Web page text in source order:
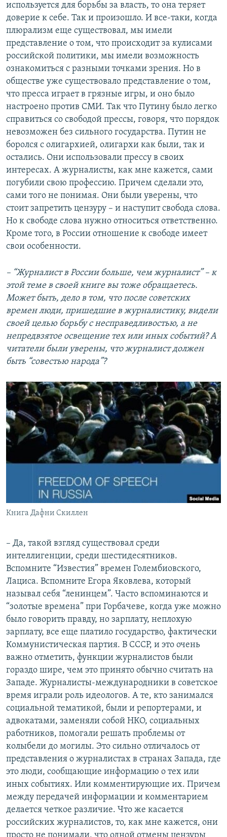
используется для борьбы за власть, то она теряет
доверие к себе. Так и произошло. И все-таки, когда
плюрализм еще существовал, мы имели
представление о том, что происходит за кулисами
российской политики, мы имели возможность
ознакомиться с разными точками зрения. Но в
обществе уже существовало представление о том,
что пресса играет в грязные игры, и оно было
настроено против СМИ. Так что Путину было легко
справиться со свободой прессы, говоря, что порядок
невозможен без сильного государства. Путин не
боролся с олигархией, олигархи как были, так и
остались. Они использовали прессу в своих
интересах. А журналисты, как мне кажется, сами
погубили свою профессию. Причем сделали это,
сами того не понимая. Они были уверены, что
стоит запретить цензуру – и наступит свобода слова.
Но к свободе слова нужно относиться ответственно.
Кроме того, в России отношение к свободе имеет
свои особенности.
– “Журналист в России больше, чем журналист” – к
этой теме в своей книге вы тоже обращаетесь.
Может быть, дело в том, что после советских
времен люди, пришедшие в журналистику, видели
своей целью борьбу с несправедливостью, а не
непредвзятое освещение тех или иных событий? А
читатели были уверены, что журналист должен
быть “совестью народа”?
Книга Дафни Скиллен
– Да, такой взгляд существовал среди
интеллигенции, среди шестидесятников.
Вспомните “Известия” времен Голембиовского,
Лациса. Вспомните Егора Яковлева, который
называл себя “ленинцем”. Часто вспоминаются и
“золотые времена” при Горбачеве, когда уже можно
было говорить правду, но зарплату, неплохую
зарплату, все еще платило государство, фактически
Коммунистическая партия. В СССР, и это очень
важно отметить, функции журналистов были
гораздо шире, чем это принято обычно считать на
Западе. Журналисты-международники в советское
время играли роль идеологов. А те, кто занимался
социальной тематикой, были и репортерами, и
адвокатами, заменяли собой НКО, социальных
работников, помогали решать проблемы от
колыбели до могилы. Это сильно отличалось от
представления о журналистах в странах Запада, где
это люди, сообщающие информацию о тех или
иных событиях. Или комментирующие их. Причем
между передачей информации и комментарием
делается четкое различие. Что же касается
российских журналистов, то, как мне кажется, они